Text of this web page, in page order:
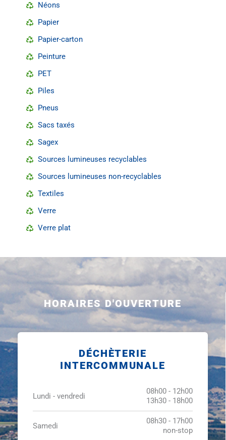
Néons
Papier
Papier-carton
Peinture
PET
Piles
Pneus
Sacs taxés
Sagex
Sources lumineuses recyclables
Sources lumineuses non-recyclables
Textiles
Verre
Verre plat
HORAIRES D'OUVERTURE
DÉCHÈTERIE
INTERCOMMUNALE
Lundi - vendredi
08h00 - 12h00
13h30 - 18h00
Samedi
08h30 - 17h00
non-stop